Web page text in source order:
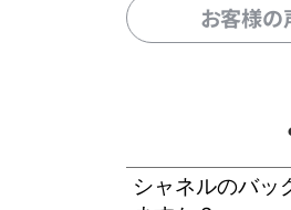
お客様
シャネルのバッ